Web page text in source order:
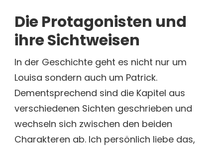
Die Protagonisten und
ihre Sichtweisen
In der Geschichte geht es nicht nur um
Louisa sondern auch um Patrick.
Dementsprechend sind die Kapitel aus
verschiedenen Sichten geschrieben und
wechseln sich zwischen den beiden
Charakteren ab. Ich persönlich liebe das,